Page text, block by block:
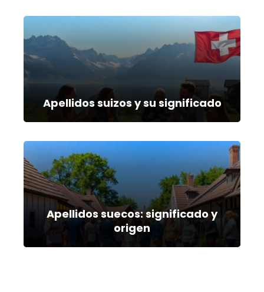
Apellidos suizos y su significado
Apellidos suecos: significado y
origen